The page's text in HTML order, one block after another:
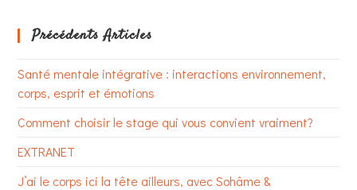
Précédents Articles
Santé mentale intégrative : interactions environnement,
corps, esprit et émotions
Comment choisir le stage qui vous convient vraiment?
EXTRANET
J’ai le corps ici la tête ailleurs, avec Sohâme &